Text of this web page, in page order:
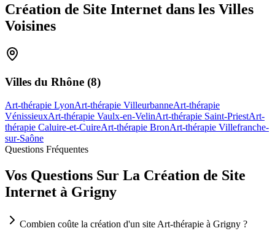
Création de Site Internet dans les Villes
Voisines
Villes du Rhône (8)
Art-thérapie LyonArt-thérapie VilleurbanneArt-thérapie
VénissieuxArt-thérapie Vaulx-en-VelinArt-thérapie Saint-PriestArt-
thérapie Caluire-et-CuireArt-thérapie BronArt-thérapie Villefranche-
sur-Saône
Questions Fréquentes
Vos Questions Sur La Création de Site
Internet à Grigny
Combien coûte la création d'un site Art-thérapie à Grigny ?